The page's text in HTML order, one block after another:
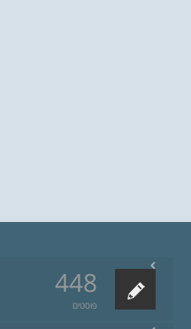
448
פוסטים